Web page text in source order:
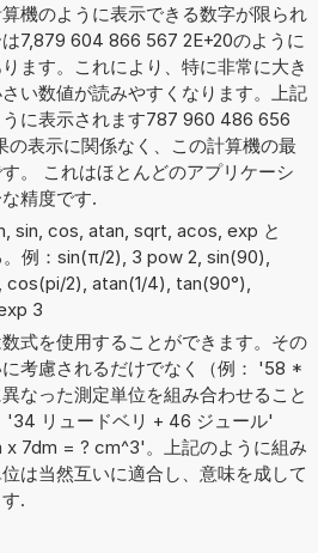
機のように表示できる数字が限られ
7,879 604 866 567 2E+20のように
ます。これにより、特に非常に大き
い数値が読みやすくなります。上記
に表示されます787 960 486 656
表示に関係なく、この計算機の最
。 これはほとんどのアプリケーシ
精度です.
sin, cos, atan, sqrt, acos, exp と
例：sin(π/2), 3 pow 2, sin(90),
cos(pi/2), atan(1/4), tan(90°),
3
式を使用することができます。その
考慮されるだけでなく（例： '58 *
なった測定単位を組み合わせること
'34 リュードベリ + 46 ジュール'
x 7dm = ? cm^3'。上記のように組み
は当然互いに適合し、意味を成して
.